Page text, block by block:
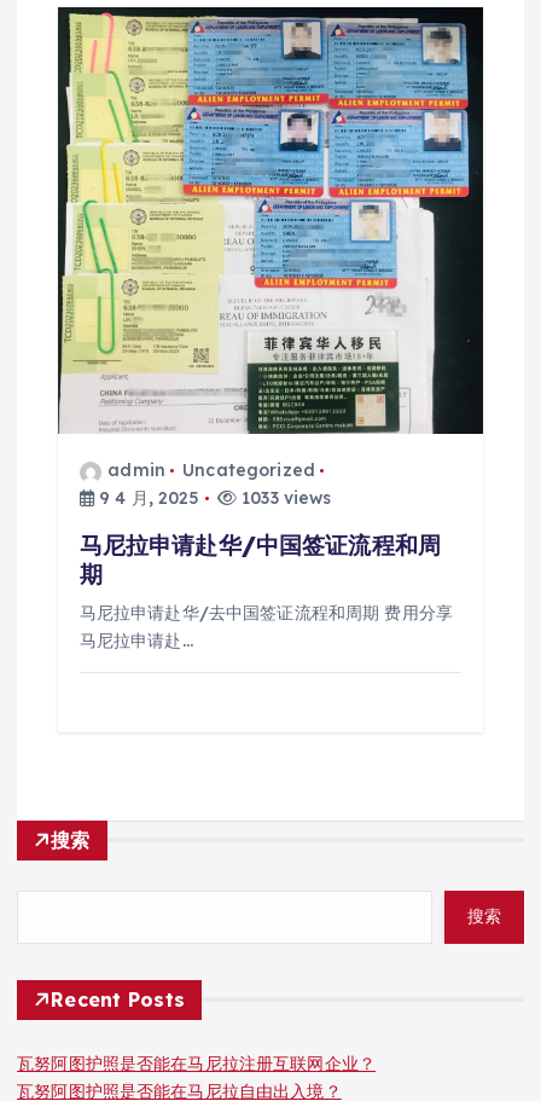
admin
Uncategorized
9 4 月, 2025
1033 views
马尼拉申请赴华/中国签证流程和周
期
马尼拉申请赴华/去中国签证流程和周期 费用分享
马尼拉申请赴…
搜索
搜索
Recent Posts
瓦努阿图护照是否能在马尼拉注册互联网企业？
瓦努阿图护照是否能在马尼拉自由出入境？